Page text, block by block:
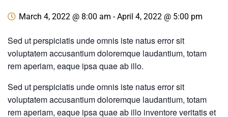
March 4, 2022 @ 8:00 am -April 4, 2022 @ 5:00 pm
Sed ut perspiciatis unde omnis iste natus error sit
voluptatem accusantium doloremque laudantium, totam
rem aperiam, eaque ipsa quae ab illo.
Sed ut perspiciatis unde omnis iste natus error sit
voluptatem accusantium doloremque laudantium, totam
rem aperiam, eaque ipsa quae ab illo inventore veritatis et